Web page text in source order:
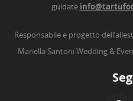
guidate
Responsabile e progetto
Mariella Santoni Wedding &